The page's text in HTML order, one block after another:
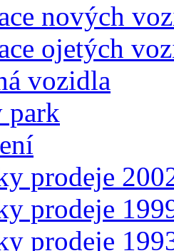
nových
ojetých
vozidla
park
prodeje
prodeje
prodeje